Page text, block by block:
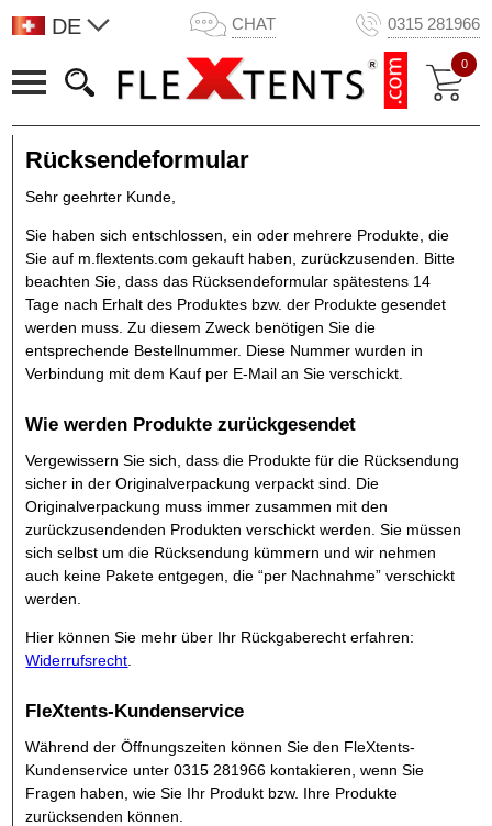
DE CHAT 0315 281966
0
Rücksendeformular
Sehr geehrter Kunde,
Sie haben sich entschlossen, ein oder mehrere Produkte, die
Sie auf m.flextents.com gekauft haben, zurückzusenden. Bitte
beachten Sie, dass das Rücksendeformular spätestens 14
Tage nach Erhalt des Produktes bzw. der Produkte gesendet
werden muss. Zu diesem Zweck benötigen Sie die
entsprechende Bestellnummer. Diese Nummer wurden in
Verbindung mit dem Kauf per E-Mail an Sie verschickt.
Wie werden Produkte zurückgesendet
Vergewissern Sie sich, dass die Produkte für die Rücksendung
sicher in der Originalverpackung verpackt sind. Die
Originalverpackung muss immer zusammen mit den
zurückzusendenden Produkten verschickt werden. Sie müssen
sich selbst um die Rücksendung kümmern und wir nehmen
auch keine Pakete entgegen, die “per Nachnahme” verschickt
werden.
Hier können Sie mehr über Ihr Rückgaberecht erfahren:
Widerrufsrecht
FleXtents-Kundenservice
Während der Öffnungszeiten können Sie den FleXtents-
Kundenservice unter0315 281966 kontakieren, wenn Sie
Fragen haben, wie Sie Ihr Produkt bzw. Ihre Produkte
zurücksenden können.